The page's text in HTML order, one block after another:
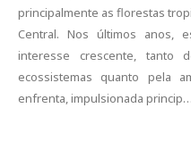
principalmente as florestas
Central. Nos últimos anos,
interesse crescente, tanto
ecossistemas quanto pela
enfrenta, impulsionada princip…